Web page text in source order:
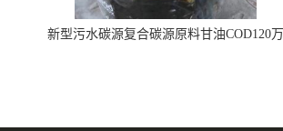
新型污水碳源复合碳源原料甘油COD120万